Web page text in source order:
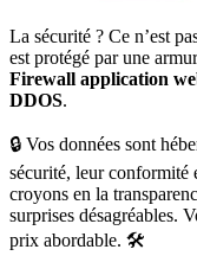
La sécurité ? Ce n’est
est protégé par une
Firewall application
DDOS.
🔒 Vos données sont
sécurité, leur conformité
croyons en la
surprises désagréables.
prix abordable. 🛠️